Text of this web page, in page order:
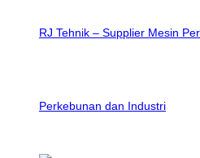
RJ Tehnik – Supplier Mesin
Perkebunan dan Industri